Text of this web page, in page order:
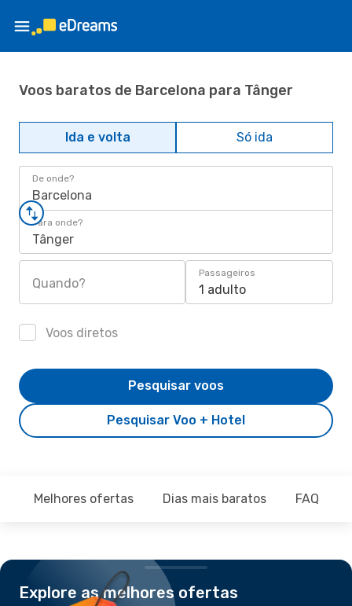
Voos baratos de Barcelona para Tânger
Ida e volta Só ida
De onde?
Barcelona
Para onde?
Tânger
Quando?
Passageiros
1 adulto
Voos diretos
Pesquisar Voo + Hotel
Pesquisar voos
Melhores ofertas Dias mais baratos FAQ
Explore as melhores ofertas